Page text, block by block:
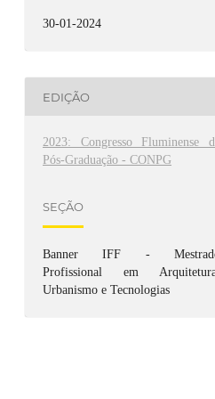
30-01-2024
EDIÇÃO
2023: Congresso Fluminense
Pós-Graduação - CONPG
SEÇÃO
Banner IFF -
Profissional em
Urbanismo e Tecnologias